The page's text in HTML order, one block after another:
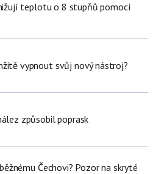
teplotu o 8 stupňů pomocí
vypnout svůj nový nástroj?
způsobil poprask
Čechovi? Pozor na skryté